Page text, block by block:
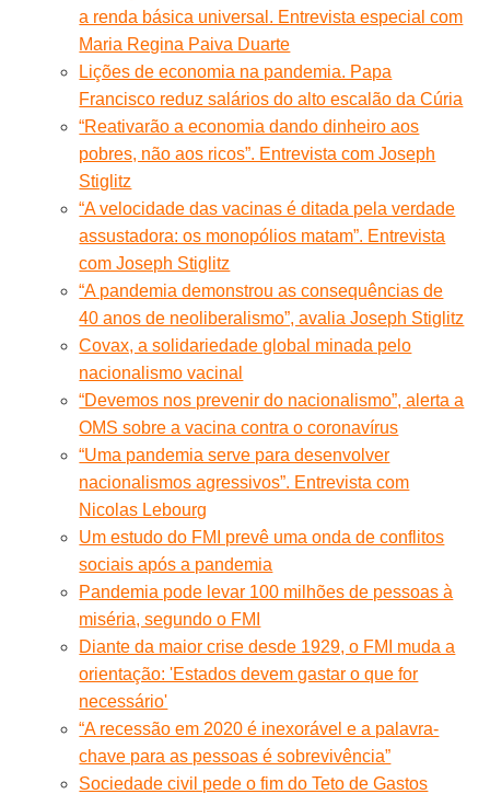
a renda básica universal. Entrevista especial com
Maria Regina Paiva Duarte
Lições de economia na pandemia. Papa
Francisco reduz salários do alto escalão da Cúria
“Reativarão a economia dando dinheiro aos
pobres, não aos ricos”. Entrevista com Joseph
Stiglitz
“A velocidade das vacinas é ditada pela verdade
assustadora: os monopólios matam”. Entrevista
com Joseph Stiglitz
“A pandemia demonstrou as consequências de
40 anos de neoliberalismo”, avalia Joseph Stiglitz
Covax, a solidariedade global minada pelo
nacionalismo vacinal
“Devemos nos prevenir do nacionalismo”, alerta a
OMS sobre a vacina contra o coronavírus
“Uma pandemia serve para desenvolver
nacionalismos agressivos”. Entrevista com
Nicolas Lebourg
Um estudo do FMI prevê uma onda de conflitos
sociais após a pandemia
Pandemia pode levar 100 milhões de pessoas à
miséria, segundo o FMI
Diante da maior crise desde 1929, o FMI muda a
orientação: 'Estados devem gastar o que for
necessário'
“A recessão em 2020 é inexorável e a palavra-
chave para as pessoas é sobrevivência”
Sociedade civil pede o fim do Teto de Gastos